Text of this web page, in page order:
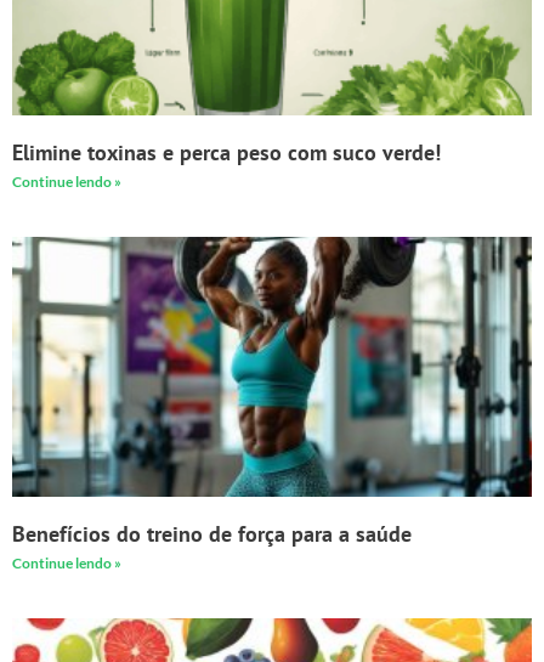
Elimine toxinas e perca peso com suco verde!
Continue lendo »
Benefícios do treino de força para a saúde
Continue lendo »